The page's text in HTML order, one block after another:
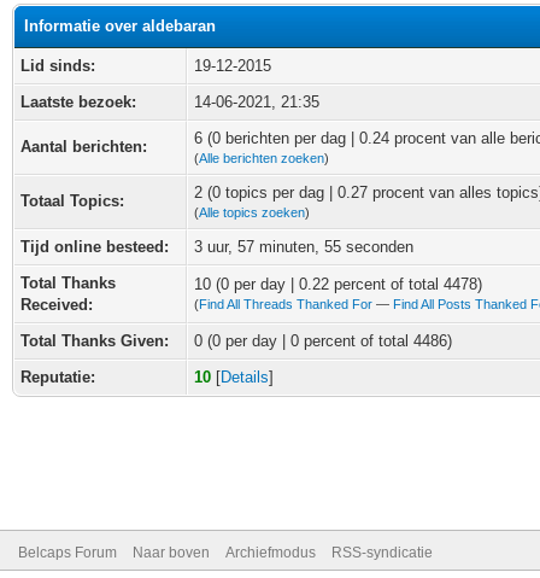
Informatie over aldebaran
Lid sinds:
19-12-2015
Laatste bezoek:
14-06-2021, 21:35
Aantal berichten: 6 (0 berichten per dag | 0.24 procent van alle
(Alle berichten zoeken)
Totaal Topics: 2 (0 topics per dag | 0.27 procent van alles
(Alle topics zoeken)
Tijd online besteed:
3 uur, 57 minuten, 55 seconden
Total Thanks
Received:
10 (0 per day | 0.22 percent of total 4478)
(Find All Threads Thanked For — Find All Posts Thanked
Total Thanks Given:
0 (0 per day | 0 percent of total 4486)
Reputatie:
10 [Details]
Belcaps Forum Naar boven Archiefmodus RSS-syndicatie